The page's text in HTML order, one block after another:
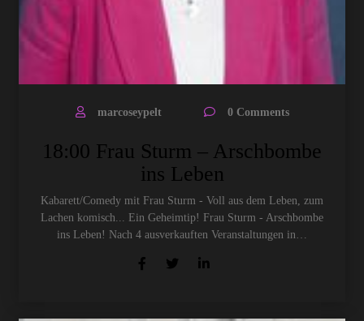
marcoseypelt 0 Comments
18:00 Frau Sturm – Arschbombe
ins Leben
Kabarett/Comedy mit Frau Sturm - Voll aus dem Leben, zum
Lachen komisch... Ein Geheimtip! Frau Sturm - Arschbombe
ins Leben! Nach 4 ausverkauften Veranstaltungen in…